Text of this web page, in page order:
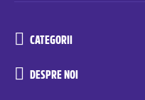
CATEGORII
DESPRE NOI